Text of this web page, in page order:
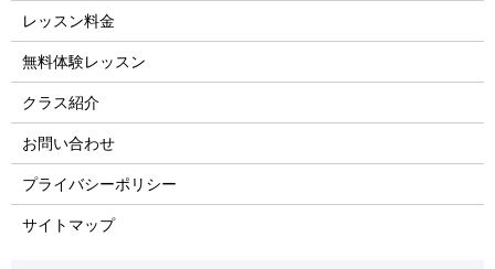
レッスン料金
無料体験レッスン
クラス紹介
お問い合わせ
プライバシーポリシー
サイトマップ